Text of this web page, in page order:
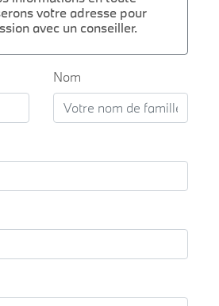
votre adresse pour
avec un conseiller.
Nom